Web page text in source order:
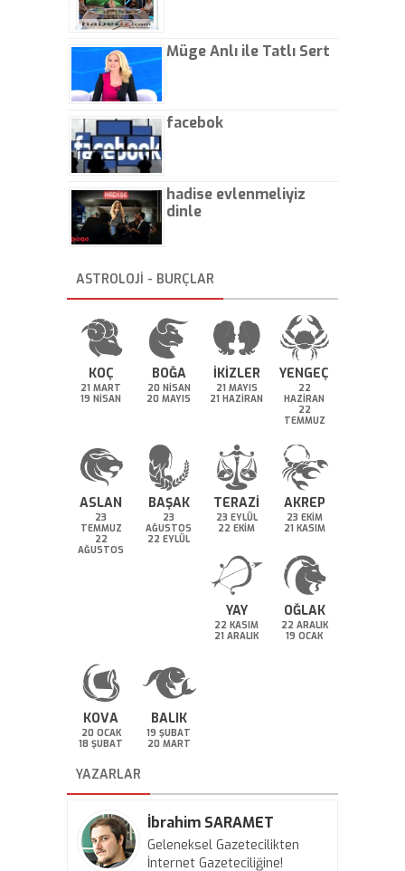
Müge Anlı ile Tatlı Sert
facebok
hadise evlenmeliyiz
dinle
ASTROLOJİ - BURÇLAR
KOÇ
21 MART
19 NİSAN
BOĞA
20 NİSAN
20 MAYIS
İKİZLER
21 MAYIS
21 HAZİRAN
YENGEÇ
22
HAZİRAN
22
TEMMUZ
ASLAN
23
TEMMUZ
22
AĞUSTOS
BAŞAK
23
AĞUSTOS
22 EYLÜL
TERAZİ
23 EYLÜL
22 EKİM
AKREP
23 EKİM
21 KASIM
YAY
22 KASIM
21 ARALIK
OĞLAK
22 ARALIK
19 OCAK
KOVA
20 OCAK
18 ŞUBAT
BALIK
19 ŞUBAT
20 MART
YAZARLAR
İbrahim SARAMET
Geleneksel Gazetecilikten
İnternet Gazeteciliğine!